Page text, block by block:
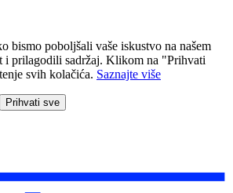
bismo poboljšali vaše iskustvo na našem
i prilagodili sadržaj. Klikom na "Prihvati
svih kolačića. Saznajte više
Prihvati sve